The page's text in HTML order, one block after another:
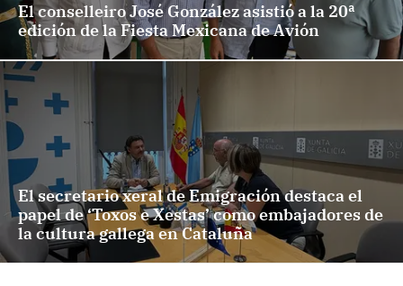
El conselleiro José González asistió a la 20ª
edición de la Fiesta Mexicana de Avión
El secretario xeral de Emigración destaca el
papel de ‘Toxos e Xestas’ como embajadores de
la cultura gallega en Cataluña